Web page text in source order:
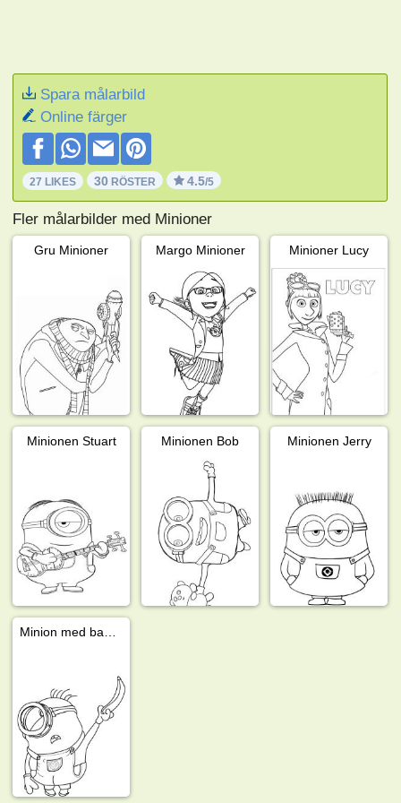
Spara målarbild
Online färger
27 LIKES 30 RÖSTER 4.5/5
Fler målarbilder med Minioner
Gru Minioner Margo Minioner Minioner Lucy
Minionen Stuart Minionen Bob Minionen Jerry